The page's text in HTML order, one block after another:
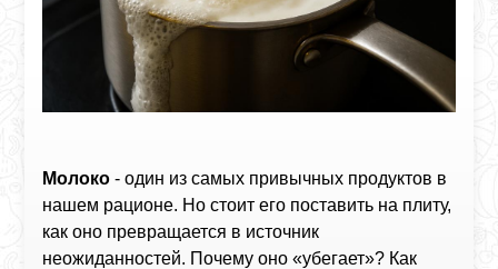
Молоко - один из самых привычных продуктов в
нашем рационе. Но стоит его поставить на плиту,
как оно превращается в источник
неожиданностей. Почему оно «убегает»? Как